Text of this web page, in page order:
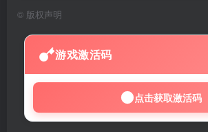
© 版权声明
游戏激活码
点击获取激活码